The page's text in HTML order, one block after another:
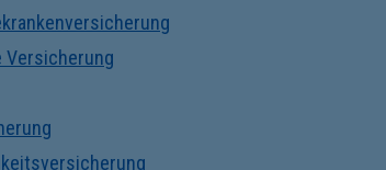
Versicherung